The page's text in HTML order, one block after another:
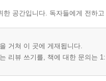
한 공간입니다. 독자들에게 전하
거쳐 이 곳에 게재됩니다.
리뷰 쓰기를, 책에 대한 문의는